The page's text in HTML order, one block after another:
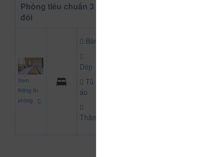
Phòng tiêu chuẩn 3 giường
đôi
Xem
thông tin
phòng
Bàn
Dép
Tủ
áo
Thảm